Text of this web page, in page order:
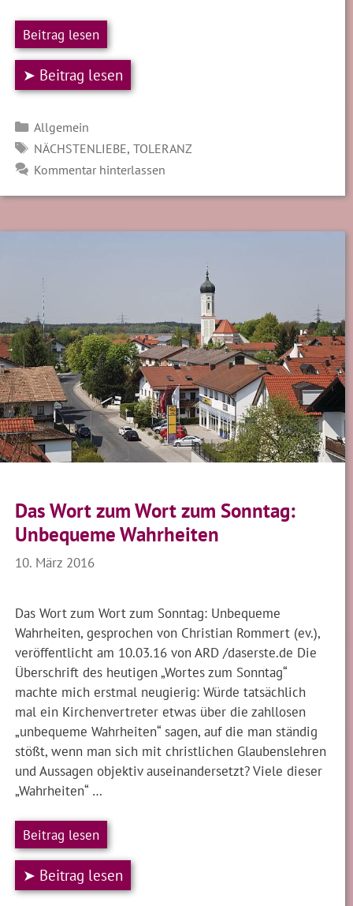
Beitrag lesen
➤ Beitrag lesen
Kategorien
Allgemein
SCHLAGWÖRTER
NÄCHSTENLIEBE, TOLERANZ
Kommentar hinterlassen
Das Wort zum Wort zum Sonntag:
Unbequeme Wahrheiten
10. März 2016
Das Wort zum Wort zum Sonntag: Unbequeme
Wahrheiten, gesprochen von Christian Rommert (ev.),
veröffentlicht am 10.03.16 von ARD /daserste.de Die
Überschrift des heutigen „Wortes zum Sonntag“
machte mich erstmal neugierig: Würde tatsächlich
mal ein Kirchenvertreter etwas über die zahllosen
„unbequeme Wahrheiten“ sagen, auf die man ständig
stößt, wenn man sich mit christlichen Glaubenslehren
und Aussagen objektiv auseinandersetzt? Viele dieser
„Wahrheiten“ …
Beitrag lesen
➤ Beitrag lesen